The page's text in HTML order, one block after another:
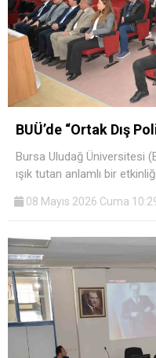
BUÜ’de “Ortak Dış
Bursa Uludağ Üniversitesi
ışık tutan anlamlı bir
08 Mayıs 2026 Cuma